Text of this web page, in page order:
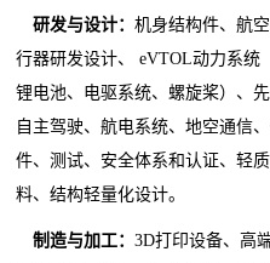
研发与设计：机身结构件、航
行器研发设计、 eVTOL动力系统
锂电池、电驱系统、螺旋桨）、
自主驾驶、航电系统、地空通信
件、测试、安全体系和认证、轻
料、结构轻量化设计。
制造与加工：3D打印设备、高